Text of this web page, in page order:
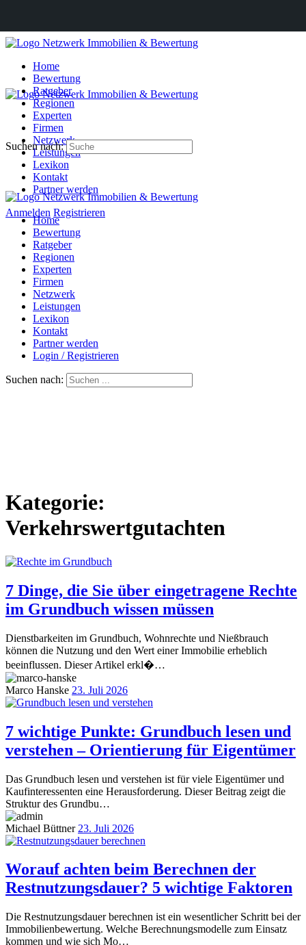
Home
Bewertung
Ratgeber
Regionen
Experten
Firmen
Netzwerk
Leistungen
Lexikon
Kontakt
Partner werden
Anmelden Registrieren
Suchen nach:
Home
Bewertung
Ratgeber
Regionen
Experten
Firmen
Netzwerk
Leistungen
Lexikon
Kontakt
Partner werden
Login / Registrieren
Suchen nach:
Kategorie:
Verkehrswertgutachten
7 Dinge, die Sie über eingetragene Rechte
im Grundbuch wissen müssen
Dienstbarkeiten im Grundbuch, Wohnrechte und Nießbrauch
können die Nutzung und den Wert einer Immobilie erheblich
beeinflussen. Dieser Artikel erkl�…
Marco Hanske 23. Juli 2026
7 wichtige Punkte: Grundbuch lesen und
verstehen – Orientierung für Eigentümer
Das Grundbuch lesen und verstehen ist für viele Eigentümer und
Kaufinteressenten eine Herausforderung. Dieser Beitrag zeigt die
Struktur des Grundbu…
Michael Büttner 23. Juli 2026
Worauf achten beim Berechnen der
Restnutzungsdauer? 5 wichtige Faktoren
Die Restnutzungsdauer berechnen ist ein wesentlicher Schritt bei der
Immobilienbewertung. Welche Berechnungsmodelle zum Einsatz
kommen und wie sich Mo…